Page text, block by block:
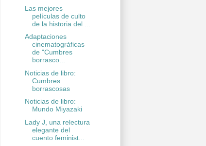
Las mejores
películas de culto
de la historia del ...
Adaptaciones
cinematográficas
de "Cumbres
borrasco...
Noticias de libro:
Cumbres
borrascosas
Noticias de libro:
Mundo Miyazaki
Lady J, una relectura
elegante del
cuento feminist...